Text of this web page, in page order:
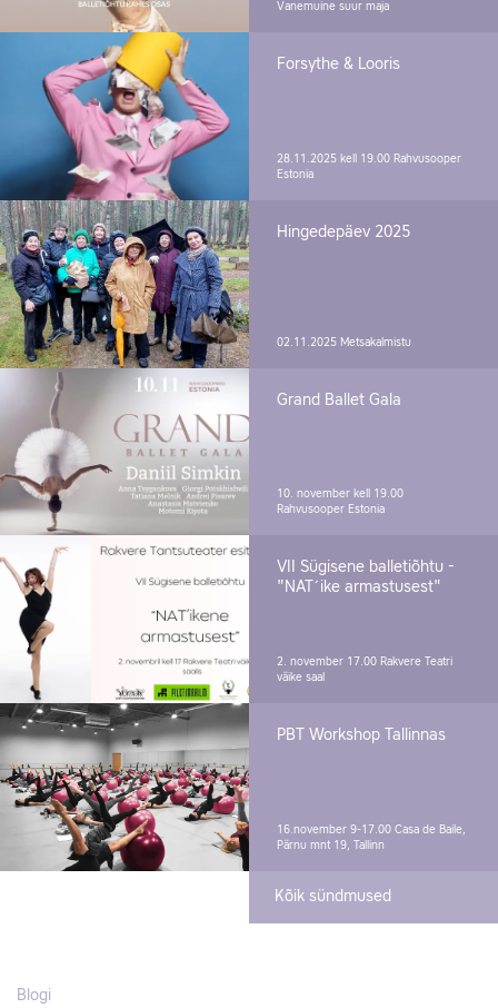
Vanemuine suur maja
Forsythe & Looris
28.11.2025 kell 19.00 Rahvusooper
Estonia
Hingedepäev 2025
02.11.2025 Metsakalmistu
Grand Ballet Gala
10. november kell 19.00
Rahvusooper Estonia
VII Sügisene balletiõhtu -
"NAT´ike armastusest"
2. november 17.00 Rakvere Teatri
väike saal
PBT Workshop Tallinnas
16.november 9-17.00 Casa de Baile,
Pärnu mnt 19, Tallinn
Kõik sündmused
Blogi